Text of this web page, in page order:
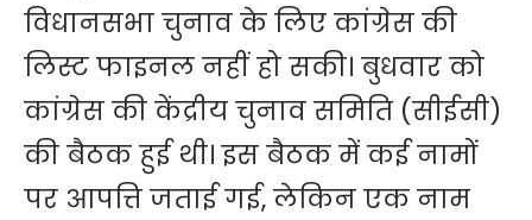
विधानसभा चुनाव के लिए कांग्रेस की
लिस्ट फाइनल नहीं हो सकी। बुधवार को
कांग्रेस की केंद्रीय चुनाव समिति (सीईसी)
की बैठक हुई थी। इस बैठक में कई नामों
पर आपत्ति जताई गई, लेकिन एक नाम